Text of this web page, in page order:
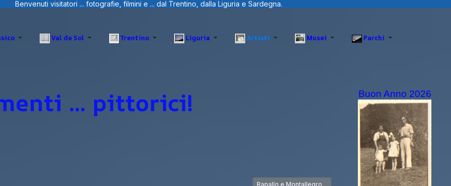
filmini e ... dal Trentino, dalla Liguria e Sardegna.
Val de Sol Trentino Liguria Artisti Musei Parchi
... pittorici!
Articolo successivo: Rapallo e Montallegro
Rapallo e Montallegro
Buon Anno 2026